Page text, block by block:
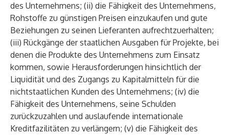
des Unternehmens; (ii) die Fähigkeit des Unternehmens,
Rohstoffe zu günstigen Preisen einzukaufen und gute
Beziehungen zu seinen Lieferanten aufrechtzuerhalten;
(iii) Rückgänge der staatlichen Ausgaben für Projekte, bei
denen die Produkte des Unternehmens zum Einsatz
kommen, sowie Herausforderungen hinsichtlich der
Liquidität und des Zugangs zu Kapitalmitteln für die
nichtstaatlichen Kunden des Unternehmens; (iv) die
Fähigkeit des Unternehmens, seine Schulden
zurückzuzahlen und auslaufende internationale
Kreditfazilitäten zu verlängern; (v) die Fähigkeit des